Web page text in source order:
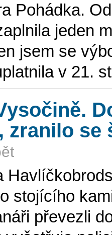
Pohádka.
jeden
jsem se
v 21.
zranilo se
stojícího
převezli